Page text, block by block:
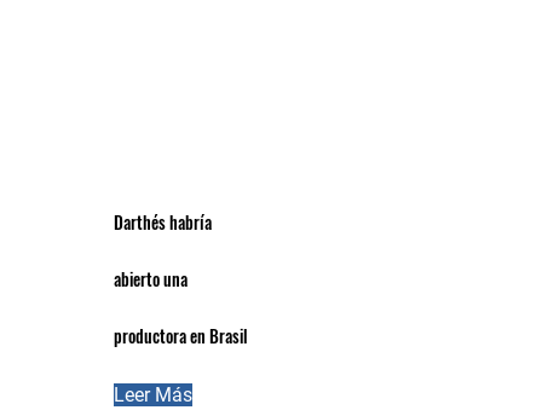
Darthés habría
abierto una
productora en Brasil
Leer Más